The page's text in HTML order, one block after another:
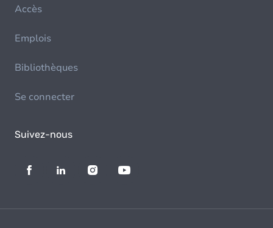
Accès
Emplois
Bibliothèques
Se connecter
Suivez-nous